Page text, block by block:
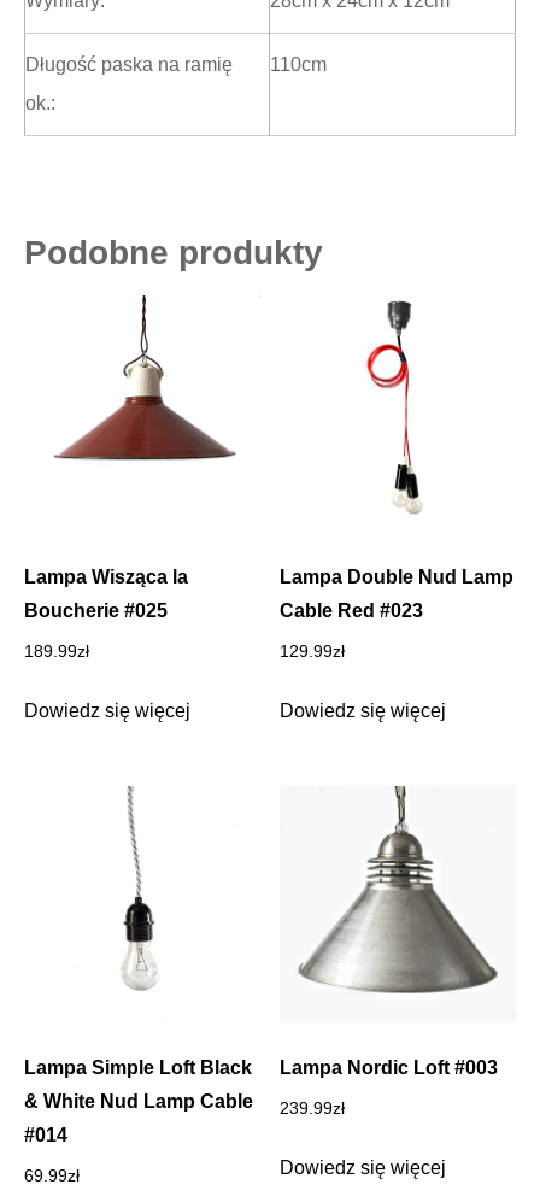
Długość paska na ramię
ok.:
110cm
Podobne produkty
Lampa Wisząca la
Boucherie #025
189.99zł
Dowiedz się więcej
Lampa Double Nud Lamp
Cable Red #023
129.99zł
Dowiedz się więcej
Lampa Simple Loft Black
& White Nud Lamp Cable
#014
69.99zł
Lampa Nordic Loft #003
239.99zł
Dowiedz się więcej